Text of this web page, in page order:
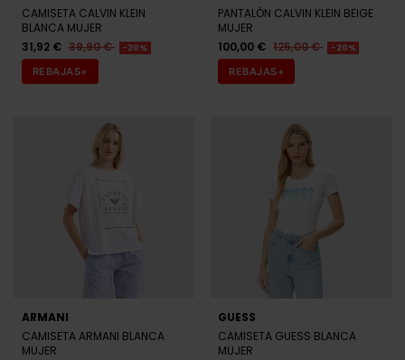
CAMISETA CALVIN KLEIN
BLANCA MUJER
31,92 € 39,90 € -20%
REBAJAS+
PANTALÓN CALVIN KLEIN BEIGE
MUJER
100,00 € 125,00 € -20%
REBAJAS+
ARMANI
CAMISETA ARMANI BLANCA
MUJER
GUESS
CAMISETA GUESS BLANCA
MUJER